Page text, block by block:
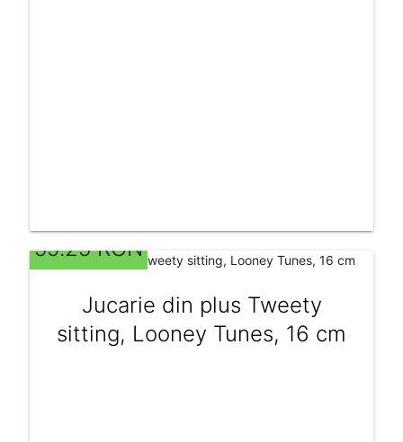
59.25 RON
Jucarie din plus Tweety
sitting, Looney Tunes, 16 cm